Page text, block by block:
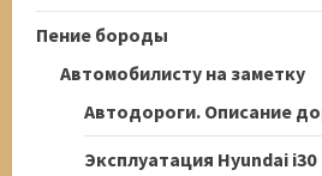
Пение бороды
Автомобилисту на заметку
Автодороги. Описание
Эксплуатация Hyundai i30